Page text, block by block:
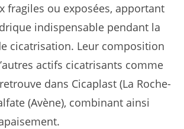
fragiles ou exposées, apportant
indispensable pendant la
cicatrisation. Leur composition
actifs cicatrisants comme
dans Cicaplast (La Roche-
(Avène), combinant ainsi